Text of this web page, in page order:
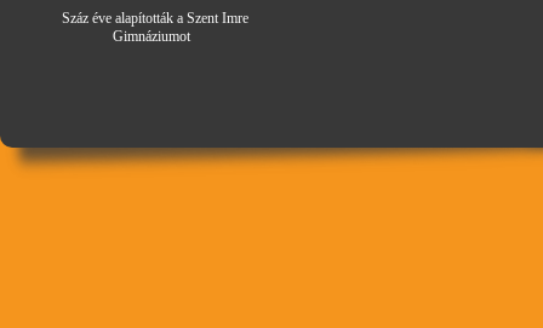
Száz éve alapították a Szent Imre
Gimnáziumot